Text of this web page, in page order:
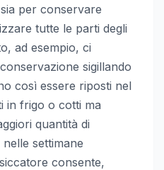
per conservare
tutte le parti degli
ad esempio, ci
sigillando
così essere riposti nel
in frigo o cotti ma
quantità di
settimane
consente,